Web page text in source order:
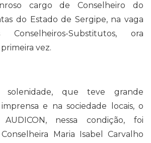
cargo de Conselheiro do
do Estado de Sergipe, na vaga
Conselheiros-Substitutos, ora
vez.
solenidade, que teve grande
e na sociedade locais, o
nessa condição, foi
Maria Isabel Carvalho